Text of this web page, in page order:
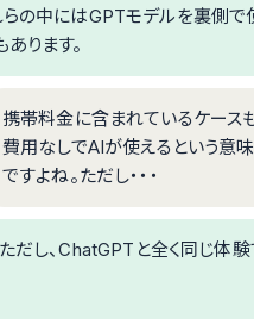
らの中にはGPTモデルを裏側で
ります。
携帯料金に含まれているケース
費用なしでAIが使えるという意味
ですよね。ただし・・・
ただし、ChatGPTと全く同じ体